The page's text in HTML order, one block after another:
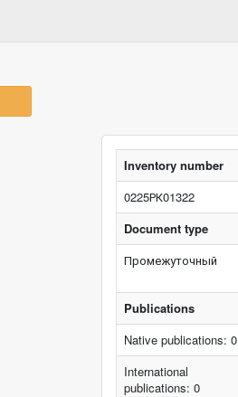
Inventory number
0225РК01322
Document type
Промежуточный
Publications
Native publications: 0
International
publications: 0